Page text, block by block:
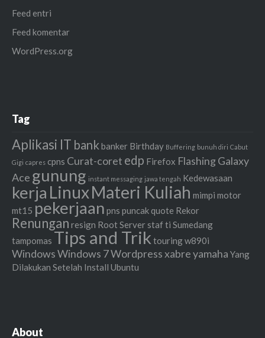
Feed entri
Feed komentar
WordPress.org
Tag
Aplikasi IT bank banker Birthday Buffering bunuh diri Cabut
Gigi capres cpns Curat-coret edp Firefox Flashing Galaxy
Ace gunung instant messaging jawa tengah Kedewasaan
kerja LinuxMateri Kuliah mimpi motor
mt15 pekerjaan pns puncakquote Rekor
Renungan resign Root Server staf ti Sumedang
tampomas Tips and Trik touringw890i
WindowsWindows 7Wordpressxabreyamaha Yang
Dilakukan Setelah Install Ubuntu
About